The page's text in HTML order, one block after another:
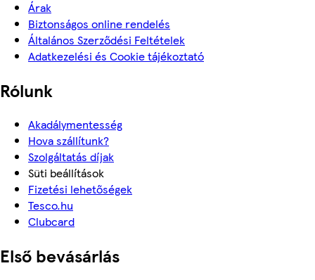
Árak
Biztonságos online rendelés
Általános Szerződési Feltételek
Adatkezelési és Cookie tájékoztató
Rólunk
Akadálymentesség
Hova szállítunk?
Szolgáltatás díjak
Süti beállítások
Fizetési lehetőségek
Tesco.hu
Clubcard
Első bevásárlás